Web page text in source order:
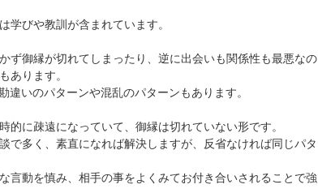
学びや教訓が含まれています。
ず御縁が切れてしまったり、逆に出会いも関係性も最悪なの
あります。
いのパターンや混乱のパターンもあります。
的に疎遠になっていて、御縁は切れていない形です。
で多く、素直になれば解決しますが、反省なければ同じパタ
言動を慎み、相手の事をよくみてお付き合いされることで強